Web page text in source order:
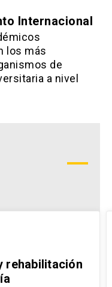
Internacional
los más
de
a nivel
rehabilitación